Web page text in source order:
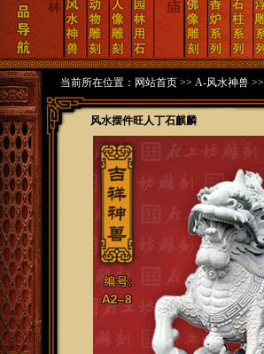
当前所在位置： 网站首页>> A-风水神兽>>
风水摆件旺人丁石麒麟